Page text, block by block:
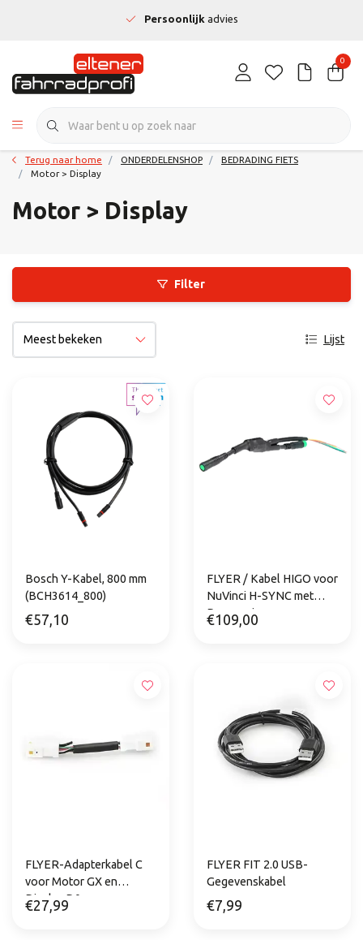
Persoonlijkadvies
0
Terug naar home ONDERDELENSHOP
BEDRADING FIETS
Motor > Display
Motor > Display
Filter
Lijst
Bosch Y-Kabel, 800 mm
(BCH3614_800)
€57,10
FLYER / Kabel HIGO voor
NuVinci H-SYNC met
Panasonic
€109,00
FLYER-Adapterkabel C
voor Motor GX en
Display D0
€27,99
FLYER FIT 2.0 USB-
Gegevenskabel
€7,99